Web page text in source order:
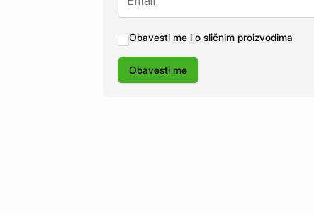
Obavesti me i o sličnim proizvodima
Obavesti me